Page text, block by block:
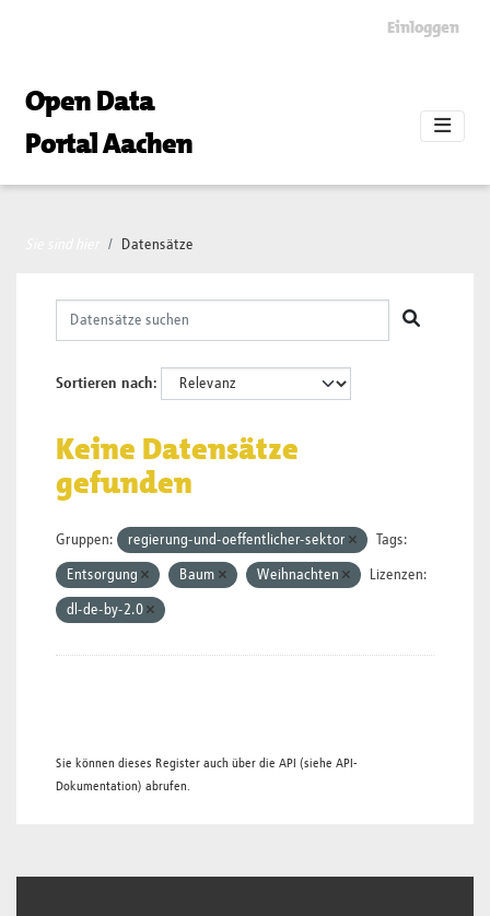
Einloggen
Open Data
Portal Aachen
Datensätze
Sortieren nach
Keine Datensätze
gefunden
Gruppen: regierung-und-oeffentlicher-sektor Tags:
Entsorgung Baum Weihnachten Lizenzen:
dl-de-by-2.0
Sie können dieses Register auch über die API (siehe API-
Dokumentation) abrufen.